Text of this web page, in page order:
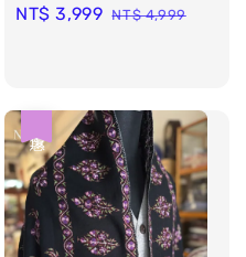
Sale
NT$ 3,999 Regular
NT$ 4,999